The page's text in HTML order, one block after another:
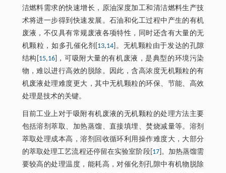
洁燃料需求的快速增长，原油深度加工和清洁燃料生产技
术将进一步得到快速发展。石油和化工过程中产生的有机
废液，不仅具有常规废液各项特性，同时还含有大量的无
机颗粒，如多孔催化剂[ 13,14 ]。无机颗粒由于发达的孔隙
结构[ 15,16]，可吸附大量的有机废液，是典型的环境污染
物，难以进行高效的脱除。因此，含高浓度无机颗粒的有
机废液处理难度更大，其中无机颗粒的环保、节能、高效
处理是技术的关键。
目前工业上对于吸附有机废液的无机颗粒的处理方法主要
包括溶剂萃取、加热蒸馏、直接填埋、焚烧减量等。溶剂
萃取处理成本高，溶剂回收循环利用操作难度大，大部分
的萃取处理工艺流程还停留在实验室阶段[ 17]。加热蒸馏需
要较高的处理温度，能耗高，对催化剂孔隙中有机物脱除